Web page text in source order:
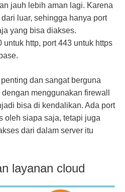
jauh lebih aman lagi. Karena
luar, sehingga hanya port
yang bisa diakses.
http, port 443 untuk https
dan sangat berguna
menggunakan firewall
bisa di kendalikan. Ada port
oleh siapa saja, tetapi juga
dari dalam server itu
layanan cloud